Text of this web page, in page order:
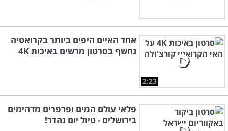
2:23
אחד האיים היפים ביותר בקרואטיה
נחשף בסרטון מרשים באיכות 4K
פלאי עולם המים ופרפרים מדהימים
בירושלים - טיול יום נהדר!